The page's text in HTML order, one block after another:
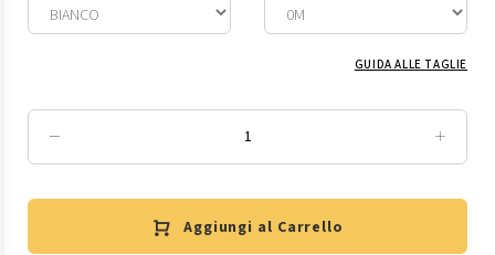
GUIDA ALLE TAGLIE
Aggiungi al Carrello